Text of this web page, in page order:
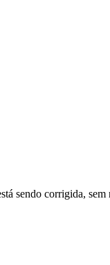
sendo corrigida,